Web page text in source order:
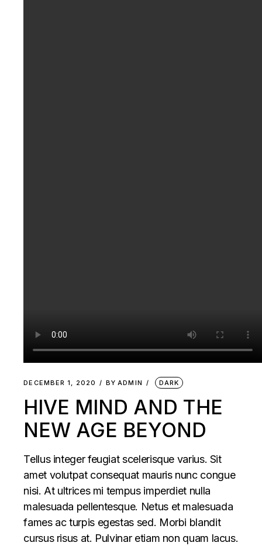
DECEMBER 1, 2020 BY ADMIN DARK
HIVE MIND AND THE
NEW AGE BEYOND
Tellus integer feugiat scelerisque varius. Sit
amet volutpat consequat mauris nunc congue
nisi. At ultrices mi tempus imperdiet nulla
malesuada pellentesque. Netus et malesuada
fames ac turpis egestas sed. Morbi blandit
cursus risus at. Pulvinar etiam non quam lacus.